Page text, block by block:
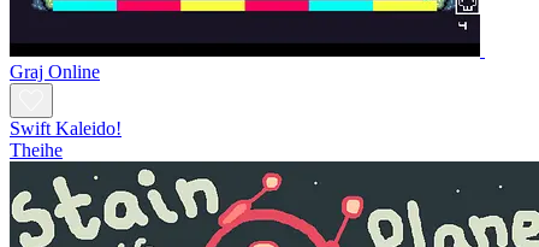
Graj Online
Swift Kaleido!
Theihe